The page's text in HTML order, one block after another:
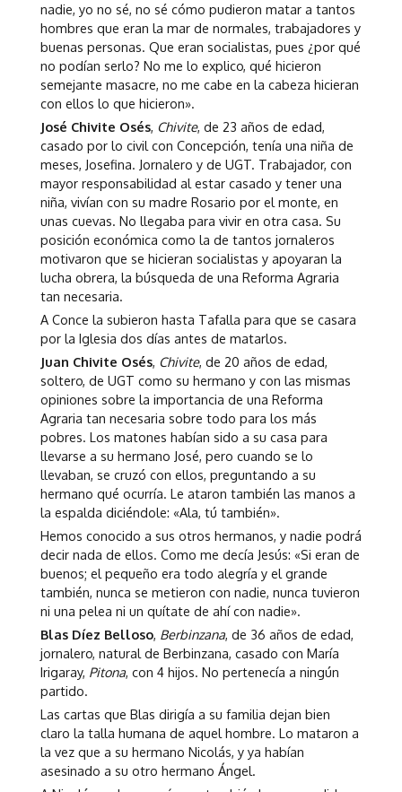
nadie, yo no sé, no sé cómo pudieron matar a tantos
hombres que eran la mar de normales, trabajadores y
buenas personas. Que eran socialistas, pues ¿por qué
no podían serlo? No me lo explico, qué hicieron
semejante masacre, no me cabe en la cabeza hicieran
con ellos lo que hicieron».
José Chivite Osés, Chivite, de 23 años de edad,
casado por lo civil con Concepción, tenía una niña de
meses, Josefina. Jornalero y de UGT. Trabajador, con
mayor responsabilidad al estar casado y tener una
niña, vivían con su madre Rosario por el monte, en
unas cuevas. No llegaba para vivir en otra casa. Su
posición económica como la de tantos jornaleros
motivaron que se hicieran socialistas y apoyaran la
lucha obrera, la búsqueda de una Reforma Agraria
tan necesaria.
A Conce la subieron hasta Tafalla para que se casara
por la Iglesia dos días antes de matarlos.
Juan Chivite Osés, Chivite, de 20 años de edad,
soltero, de UGT como su hermano y con las mismas
opiniones sobre la importancia de una Reforma
Agraria tan necesaria sobre todo para los más
pobres. Los matones habían sido a su casa para
llevarse a su hermano José, pero cuando se lo
llevaban, se cruzó con ellos, preguntando a su
hermano qué ocurría. Le ataron también las manos a
la espalda diciéndole: «Ala, tú también».
Hemos conocido a sus otros hermanos, y nadie podrá
decir nada de ellos. Como me decía Jesús: «Si eran de
buenos; el pequeño era todo alegría y el grande
también, nunca se metieron con nadie, nunca tuvieron
ni una pelea ni un quítate de ahí con nadie».
Blas Díez Belloso, Berbinzana, de 36 años de edad,
jornalero, natural de Berbinzana, casado con María
Irigaray, Pitona, con 4 hijos. No pertenecía a ningún
partido.
Las cartas que Blas dirigía a su familia dejan bien
claro la talla humana de aquel hombre. Lo mataron a
la vez que a su hermano Nicolás, y ya habían
asesinado a su otro hermano Ángel.